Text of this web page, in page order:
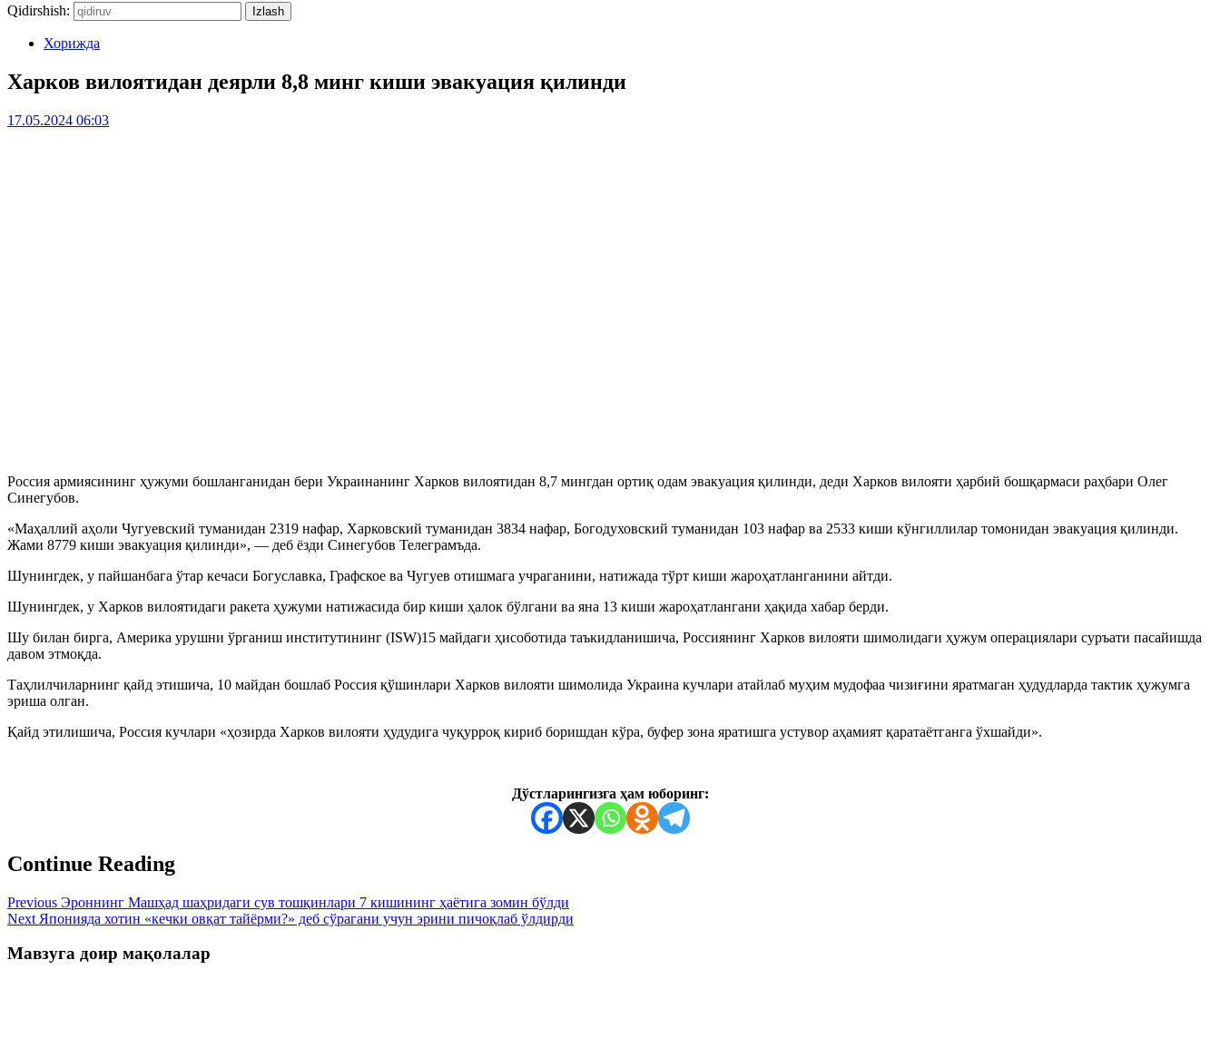
Qidirshish:
Хорижда
Харков вилоятидан деярли 8,8 минг киши эвакуация қилинди
17.05.2024 06:03
Россия армиясининг ҳужуми бошланганидан бери Украинанинг Харков вилоятидан 8,7 мингдан ортиқ одам эвакуация қилинди, деди Харков вилояти ҳарбий бошқармаси раҳбари Олег
Синегубов.
«Маҳаллий аҳоли Чугуевский туманидан 2319 нафар, Харковский туманидан 3834 нафар, Богодуховский туманидан 103 нафар ва 2533 киши кўнгиллилар томонидан эвакуация қилинди.
Жами 8779 киши эвакуация қилинди», — деб ёзди Синегубов Телеграмъда.
Шунингдек, у пайшанбага ўтар кечаси Богуславка, Графское ва Чугуев отишмага учраганини, натижада тўрт киши жароҳатланганини айтди.
Шунингдек, у Харков вилоятидаги ракета ҳужуми натижасида бир киши ҳалок бўлгани ва яна 13 киши жароҳатлангани ҳақида хабар берди.
Шу билан бирга, Америка урушни ўрганиш институтининг (ISW)15 майдаги ҳисоботида таъкидланишича, Россиянинг Харков вилояти шимолидаги ҳужум операциялари суръати пасайишда
давом этмоқда.
Таҳлилчиларнинг қайд этишича, 10 майдан бошлаб Россия қўшинлари Харков вилояти шимолида Украина кучлари атайлаб муҳим мудофаа чизиғини яратмаган ҳудудларда тактик ҳужумга
эриша олган.
Қайд этилишича, Россия кучлари «ҳозирда Харков вилояти ҳудудига чуқурроқ кириб боришдан кўра, буфер зона яратишга устувор аҳамият қаратаётганга ўхшайди».
Дўстларингизга ҳам юборинг:
Continue Reading
Previous Эроннинг Машҳад шаҳридаги сув тошқинлари 7 кишининг ҳаётига зомин бўлди
Next Японияда хотин «кечки овқат тайёрми?» деб сўрагани учун эрини пичоқлаб ўлдирди
Мавзуга доир мақолалар